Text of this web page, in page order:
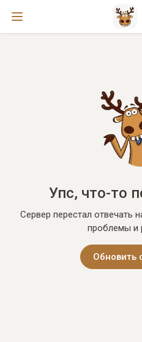
Упс, что-то
Сервер перестал отвечать
проблемы и
Обновить